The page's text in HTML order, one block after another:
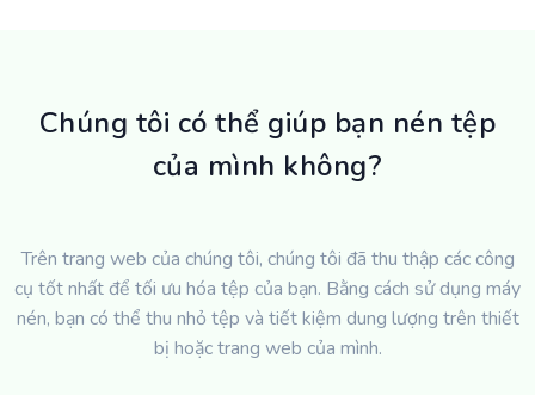
Chúng tôi có thể giúp bạn nén tệp
của mình không?
Trên trang web của chúng tôi, chúng tôi đã thu thập các công
cụ tốt nhất để tối ưu hóa tệp của bạn. Bằng cách sử dụng máy
nén, bạn có thể thu nhỏ tệp và tiết kiệm dung lượng trên thiết
bị hoặc trang web của mình.